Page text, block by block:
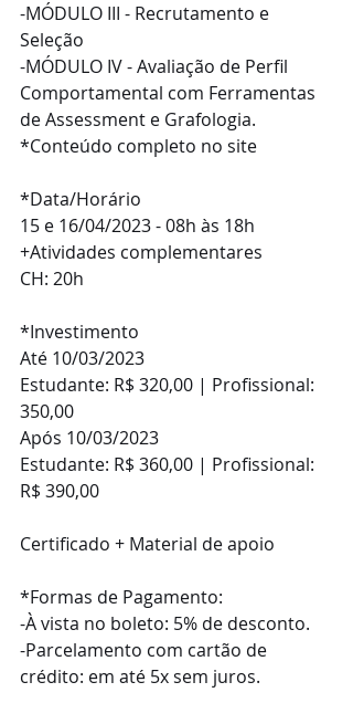
-MÓDULO III - Recrutamento e
Seleção
-MÓDULO IV - Avaliação de Perfil
Comportamental com Ferramentas
de Assessment e Grafologia.
*Conteúdo completo no site
*Data/Horário
15 e 16/04/2023 - 08h às 18h
+Atividades complementares
CH: 20h
*Investimento
Até 10/03/2023
Estudante: R$ 320,00 | Profissional:
350,00
Após 10/03/2023
Estudante: R$ 360,00 | Profissional:
R$ 390,00
Certificado + Material de apoio
*Formas de Pagamento:
-À vista no boleto: 5% de desconto.
-Parcelamento com cartão de
crédito: em até 5x sem juros.